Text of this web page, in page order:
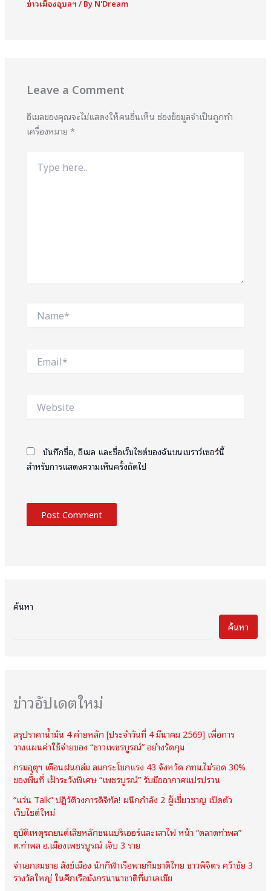
ข่าวเมืองอุบลฯ / By N'Dream
Leave a Comment
อีเมลของคุณจะไม่แสดงให้คนอื่นเห็น ช่องข้อมูลจำเป็นถูกทำ
เครื่องหมาย*
here..
บันทึกชื่อ, อีเมล และชื่อเว็บไซต์ของฉันบนเบราว์เซอร์นี้
สำหรับการแสดงความเห็นครั้งถัดไป
ค้นหา
ค้นหา
ข่าวอัปเดตใหม่
สรุปราคาน้ำมัน 4 ค่ายหลัก [ประจำวันที่ 4 มีนาคม 2569] เพื่อการ
วางแผนค่าใช้จ่ายของ “ชาวเพชรบูรณ์” อย่างรัดกุม
กรมอุตุฯ เตือนฝนถล่ม ลมกระโชกแรง 43 จังหวัด กทม.ไม่รอด 30%
ของพื้นที่ เฝ้าระวังพิเศษ “เพชรบูรณ์” รับมืออากาศแปรปรวน
“แว่น Talk” ปฏิวัติวงการดิจิทัล! ผนึกกำลัง 2 ผู้เชี่ยวชาญ เปิดตัว
เว็บไซต์ใหม่
อุบัติเหตุรถยนต์เสียหลักชนแบริเออร์และเสาไฟ หน้า “ตลาดท่าพล”
ต.ท่าพล อ.เมืองเพชรบูรณ์ เจ็บ 3 ราย
จ่าเอกสมชาย สังข์เมือง นักกีฬาเรือพายทีมชาติไทย ชาวพิจิตร คว้าชัย 3
รางวัลใหญ่ ในศึกเรือมังกรนานาชาติที่มาเลเซีย